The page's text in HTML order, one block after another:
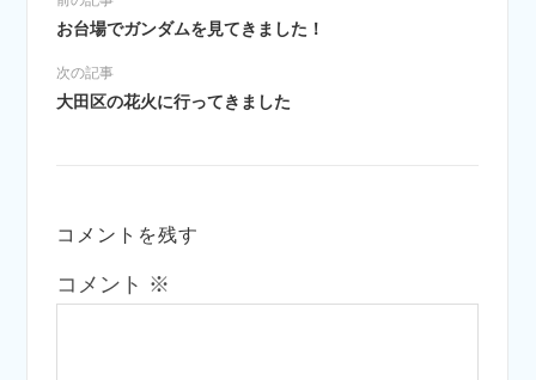
お台場でガンダムを見てきました！
次の記事
大田区の花火に行ってきました
コメントを残す
コメント ※